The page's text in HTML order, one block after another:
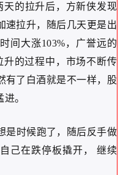
天的拉升后，方新侠发现
速拉升，随后几天更是出
间大涨103%，广誉远的
升的过程中，市场不断传
有了白酒就是不一样，股
。
是时候跑了，随后反手做
己在跌停板撬开， 继续